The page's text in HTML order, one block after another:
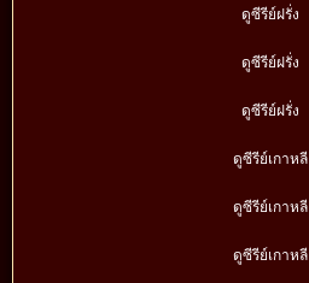
ดูซีรีย์ฝรั่ง
ดูซีรีย์ฝรั่ง
ดูซีรีย์ฝรั่ง
ดูซีรีย์เกาหลี
ดูซีรีย์เกาหลี
ดูซีรีย์เกาหลี